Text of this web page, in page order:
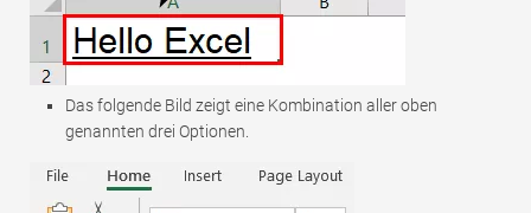
Das folgende Bild zeigt eine Kombination aller oben
genannten drei Optionen.